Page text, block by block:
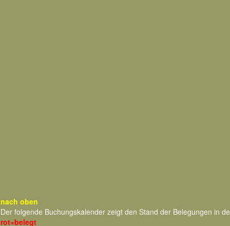
nach oben
Der folgende Buchungskalender zeigt den Stand der Belegungen in
rot=belegt